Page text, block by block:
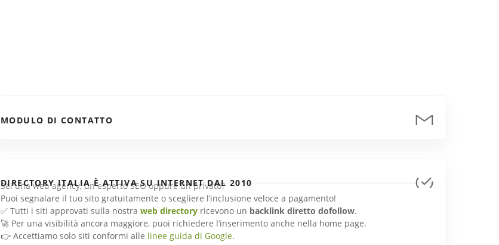
MODULO DI CONTATTO
DIRECTORY ITALIA È ATTIVA SU INTERNET DAL 2010
Sei una web agency, un esperto SEO oppure un privato?
Puoi segnalare il tuo sito gratuitamente o scegliere l’inclusione veloce a pagamento!
✅ Tutti i siti approvati sulla nostra web directoryricevono un backlink diretto dofollow.
🚀 Per una visibilità ancora maggiore, puoi richiedere l’inserimento anche nella home page.
👉 Accettiamo solo siti conformi alle linee guida di Google.